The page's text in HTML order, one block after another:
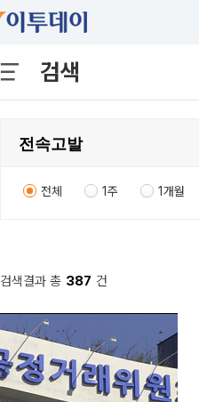
검색
전체 1주 1개월
검색결과 총 387 건